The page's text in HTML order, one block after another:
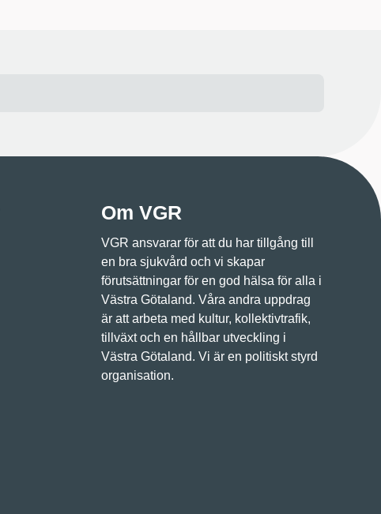
Om VGR
VGR ansvarar för att du har tillgång till
en bra sjukvård och vi skapar
förutsättningar för en god hälsa för alla i
Västra Götaland. Våra andra uppdrag
är att arbeta med kultur, kollektivtrafik,
tillväxt och en hållbar utveckling i
Västra Götaland. Vi är en politiskt styrd
organisation.